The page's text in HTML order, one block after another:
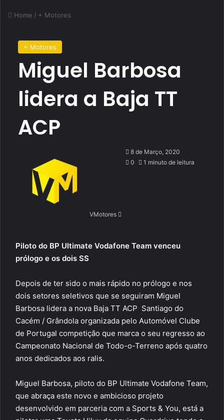
Home / + Motores
+ Motores
Miguel Barbosa
lidera a Baja TT
ACP
VMotores
Send
an
8 de Março, 2020
0
1 minuto de leitura
Piloto do BP Ultimate Vodafone Team venceu
prólogo e os dois SS
Depois de ter sido o mais rápido no prólogo e nos
dois setores seletivos que se seguiram Miguel
Barbosa lidera a nova Baja TT ACP  Santiago do
Cacém / Grândola organizada pelo Automóvel Clube
de Portugal competição que marca o seu regresso ao
Campeonato Nacional de Todo-o-Terreno após quatro
anos dedicados aos ralis.
Miguel Barbosa, piloto do BP Ultimate Vodafone Team,
que abraça este novo e ambicioso projeto
desenvolvido em parceria com a Sports & You, está a